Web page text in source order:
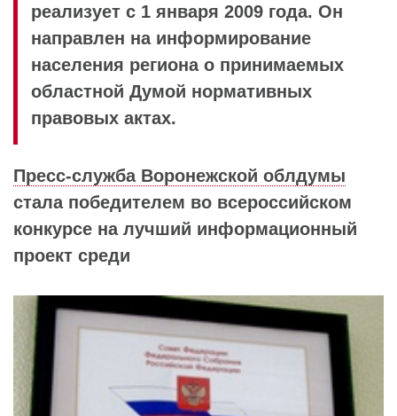
реализует с 1 января 2009 года. Он
направлен на информирование
населения региона о принимаемых
областной Думой нормативных
правовых актах.
Пресс-служба Воронежской облдумы
стала победителем во всероссийском
конкурсе на лучший информационный
проект среди